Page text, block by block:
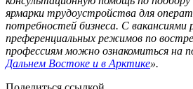
ярмарки трудоустройства для
потребностей бизнеса. С вакансиями
преференциальных режимов по
профессиям можно ознакомиться на
Дальнем Востоке и в Арктике».